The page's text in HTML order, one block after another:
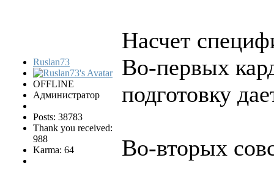
Ruslan73
OFFLINE
Администратор
Posts: 38783
Thank you received:
988
Karma: 64
Насчет
Во-первых
подготовку
Во-вторых